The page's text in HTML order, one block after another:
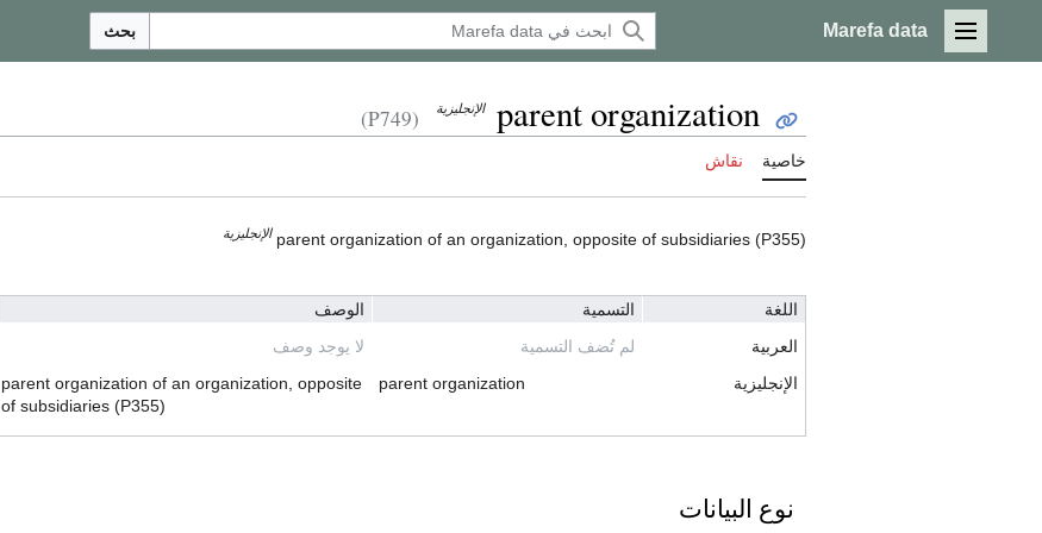
القائمة الرئيسية
Marefa data بحث
parent organization الإنجليزية (P749)
خاصية نقاش
parent organization of an organization, opposite of subsidiaries (P355) الإنجليزية
اللغة التسمية الوصف
العربية
لم تُضف التسمية
لا يوجد وصف
الإنجليزية
parent organization
parent organization of an organization, opposite
of subsidiaries (P355)
نوع البيانات